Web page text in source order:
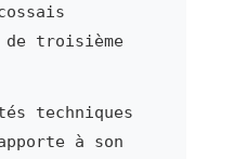
de troisième
techniques
à son